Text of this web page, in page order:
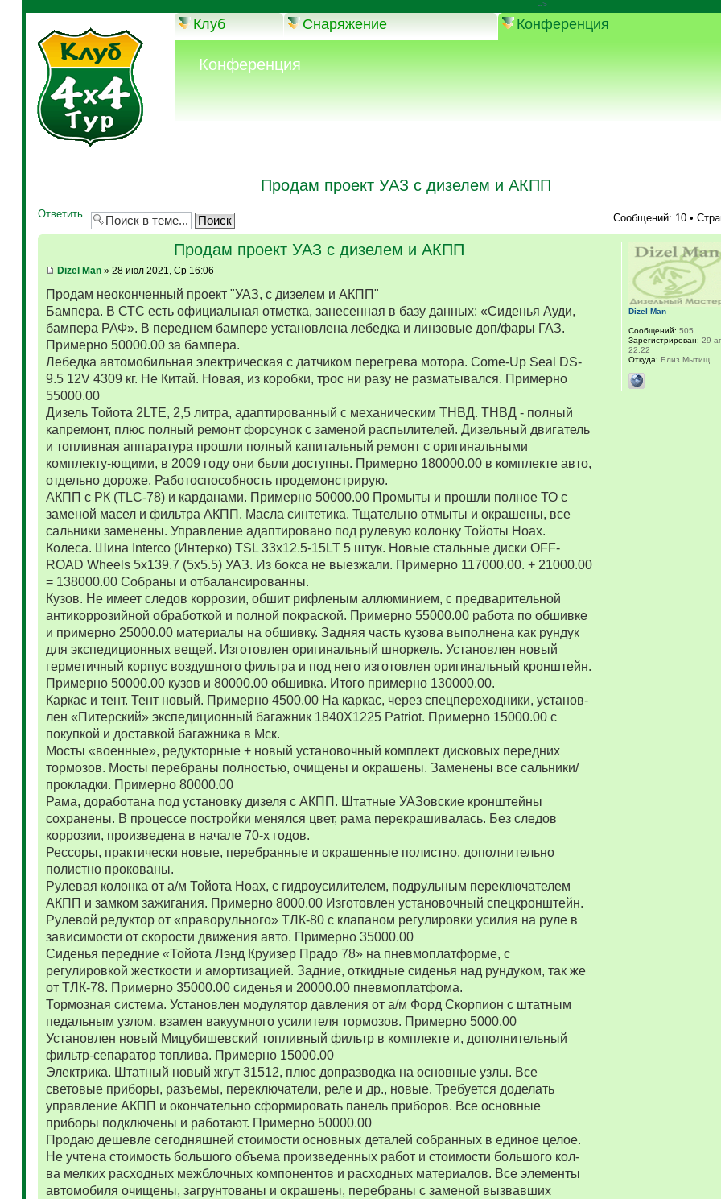
-->
Клуб Снаряжение Конференция
Конференция
Продам проект УАЗ с дизелем и АКПП
Ответить Сообщений: 10 •
Продам проект УАЗ с дизелем и АКПП
Dizel Man» 28 июл 2021, Ср 16:06
Продам неоконченный проект "УАЗ, с дизелем и АКПП"
Бампера. В СТС есть официальная отметка, занесенная в базу данных: «Сиденья Ауди,
бампера РАФ». В переднем бампере установлена лебедка и линзовые доп/фары ГАЗ.
Примерно 50000.00 за бампера.
Лебедка автомобильная электрическая с датчиком перегрева мотора. Come-Up Seal DS-
9.5 12V 4309 кг. Не Китай. Новая, из коробки, трос ни разу не разматывался. Примерно
55000.00
Дизель Тойота 2LTE, 2,5 литра, адаптированный с механическим ТНВД. ТНВД - полный
капремонт, плюс полный ремонт форсунок с заменой распылителей. Дизельный двигатель
и топливная аппаратура прошли полный капитальный ремонт с оригинальными
комплекту-ющими, в 2009 году они были доступны. Примерно 180000.00 в комплекте авто,
отдельно дороже. Работоспособность продемонстрирую.
АКПП с РК (TLC-78) и карданами. Примерно 50000.00 Промыты и прошли полное ТО с
заменой масел и фильтра АКПП. Масла синтетика. Тщательно отмыты и окрашены, все
сальники заменены. Управление адаптировано под рулевую колонку Тойоты Ноах.
Колеса. Шина Interco (Интерко) TSL 33x12.5-15LT 5 штук. Новые стальные диски OFF-
ROAD Wheels 5x139.7 (5x5.5) УАЗ. Из бокса не выезжали. Примерно 117000.00. + 21000.00
= 138000.00 Собраны и отбалансированны.
Кузов. Не имеет следов коррозии, обшит рифленым аллюминием, с предварительной
антикоррозийной обработкой и полной покраской. Примерно 55000.00 работа по обшивке
и примерно 25000.00 материалы на обшивку. Задняя часть кузова выполнена как рундук
для экспедиционных вещей. Изготовлен оригинальный шноркель. Установлен новый
герметичный корпус воздушного фильтра и под него изготовлен оригинальный кронштейн.
Примерно 50000.00 кузов и 80000.00 обшивка. Итого примерно 130000.00.
Каркас и тент. Тент новый. Примерно 4500.00 На каркас, через спецпереходники, установ-
лен «Питерский» экспедиционный багажник 1840Х1225 Patriot. Примерно 15000.00 с
покупкой и доставкой багажника в Мск.
Мосты «военные», редукторные + новый установочный комплект дисковых передних
тормозов. Мосты перебраны полностью, очищены и окрашены. Заменены все сальники/
прокладки. Примерно 80000.00
Рама, доработана под установку дизеля с АКПП. Штатные УАЗовские кронштейны
сохранены. В процессе постройки менялся цвет, рама перекрашивалась. Без следов
коррозии, произведена в начале 70-х годов.
Рессоры, практически новые, перебранные и окрашенные полистно, дополнительно
полистно прокованы.
Рулевая колонка от а/м Тойота Ноах, с гидроусилителем, подрульным переключателем
АКПП и замком зажигания. Примерно 8000.00 Изготовлен установочный спецкронштейн.
Рулевой редуктор от «праворульного» ТЛК-80 с клапаном регулировки усилия на руле в
зависимости от скорости движения авто. Примерно 35000.00
Сиденья передние «Тойота Лэнд Круизер Прадо 78» на пневмоплатформе, с
регулировкой жесткости и амортизацией. Задние, откидные сиденья над рундуком, так же
от ТЛК-78. Примерно 35000.00 сиденья и 20000.00 пневмоплатфома.
Тормозная система. Установлен модулятор давления от а/м Форд Скорпион с штатным
педальным узлом, взамен вакуумного усилителя тормозов. Примерно 5000.00
Установлен новый Мицубишевский топливный фильтр в комплекте и, дополнительный
фильтр-сепаратор топлива. Примерно 15000.00
Электрика. Штатный новый жгут 31512, плюс допразводка на основные узлы. Все
световые приборы, разъемы, переключатели, реле и др., новые. Требуется доделать
управление АКПП и окончательно сформировать панель приборов. Все основные
приборы подключены и работают. Примерно 50000.00
Продаю дешевле сегодняшней стоимости основных деталей собранных в единое целое.
Не учтена стоимость большого объема произведенных работ и стоимости большого кол-
ва мелких расходных межблочных компонентов и расходных материалов. Все элементы
автомобиля очищены, загрунтованы и окрашены, перебраны с заменой вызвавших
Dizel Man
Сообщений: 505
Зарегистрирован: 29
22:22
Откуда: Близ Мытищ